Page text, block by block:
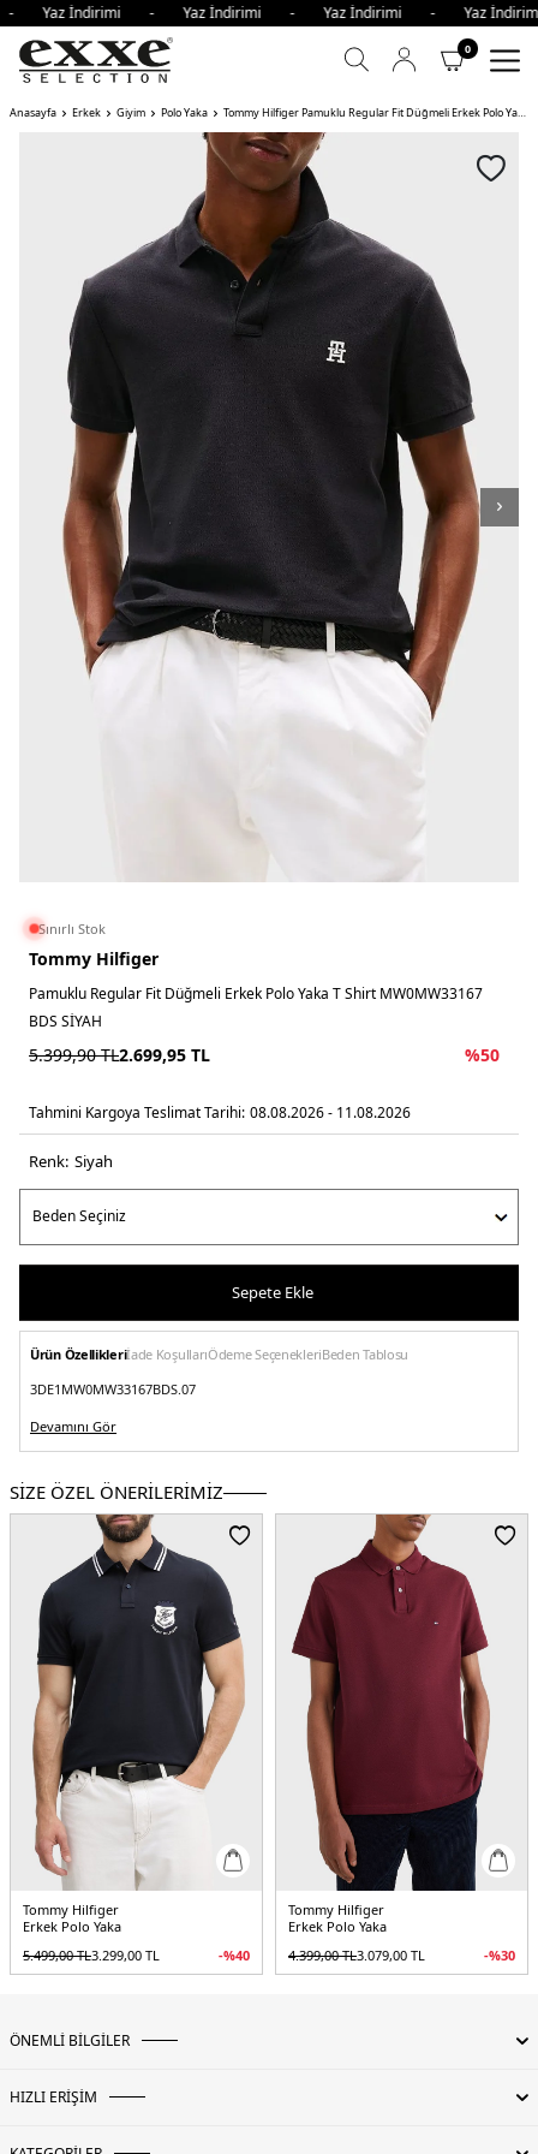
Yaz İndirimi - Yaz İndirimi - Yaz İndirimi - Yaz
0
Anasayfa Erkek Giyim Polo Yaka Tommy Hilfiger Pamuklu Regular Fit Düğmeli Erkek Polo Yaka T Shirt BDS
Sınırlı Stok
Tommy Hilfiger
Pamuklu Regular Fit Düğmeli Erkek Polo Yaka T Shirt MW0MW33167
BDS SİYAH
5.399,90TL2.699,95 TL %50
Tahmini Kargoya Teslimat Tarihi: 08.08.2026 - 11.08.2026
Renk: si̇yah
Sepete Ekle
Ürün Özellikleriİade KoşullarıÖdeme SeçenekleriBeden Tablosu
3DE1MW0MW33167BDS.07
Devamını Gör
SİZE ÖZEL ÖNERİLERİMİZ
Tommy Hilfiger
Erkek Polo Yaka
5.499,00TL3.299,00 TL -%40
Tommy Hilfiger
Erkek Polo Yaka
4.399,00TL3.079,00 TL -%30
ÖNEMLİ BİLGİLER
HIZLI ERİŞİM